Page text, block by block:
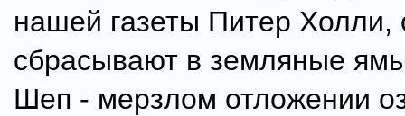
нашей газеты Питер Холли,
сбрасывают в земляные
Шеп - мерзлом отложении